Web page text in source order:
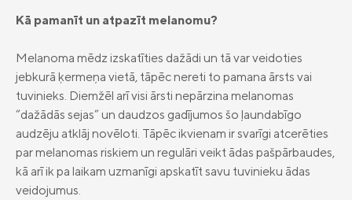
Golfa spēlētāju apdrošināšana
Uzkrājošā dzīvības apdrošināšana
Ieguldījumu fondi
Fondu vienību cenas
Papildapdrošināšana
Compensa Life mobilā aplikācija
Compensa Seesam attālinātās ārstu
konsultācijas
Compensa Life Vienna Insurance Group
SE Latvijas filiāles kontakti
„Compensa Vienna Insurance Group”
ADB Latvijas filiāles kontakti
Par mums
Kā pamanīt un atpazīt melanomu?
Melanoma mēdz izskatīties dažādi un tā var veidoties
jebkurā ķermeņa vietā, tāpēc nereti to pamana ārsts vai
tuvinieks. Diemžēl arī visi ārsti nepārzina melanomas
“dažādās sejas” un daudzos gadījumos šo ļaundabīgo
audzēju atklāj novēloti. Tāpēc ikvienam ir svarīgi atcerēties
par melanomas riskiem un regulāri veikt ādas pašpārbaudes,
kā arī ik pa laikam uzmanīgi apskatīt savu tuvinieku ādas
veidojumus.